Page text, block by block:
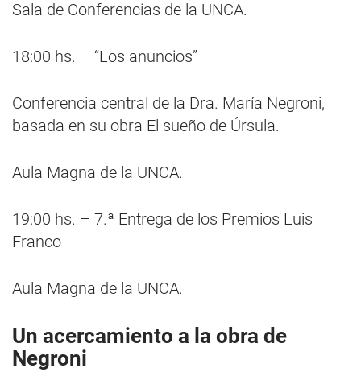
Sala de Conferencias de la UNCA.
18:00 hs. – “Los anuncios”
Conferencia central de la Dra. María Negroni,
basada en su obra El sueño de Úrsula.
Aula Magna de la UNCA.
19:00 hs. – 7.ª Entrega de los Premios Luis
Franco
Aula Magna de la UNCA.
Un acercamiento a la obra de
Negroni